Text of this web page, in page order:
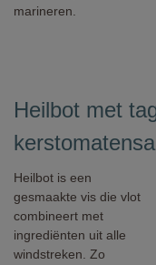
marineren.
Heilbot met
Heilbot is een
gesmaakte vis die vlot
combineert met
ingrediënten uit alle
windstreken. Zo